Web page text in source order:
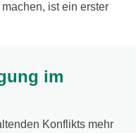
ist ein ers­ter
im
Konflikts mehr